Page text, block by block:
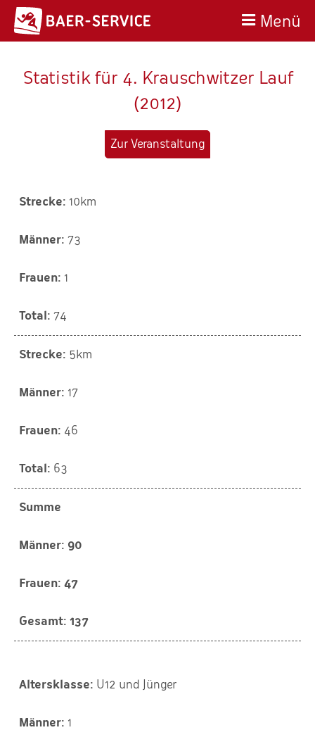
Menü
Statistik für 4. Krauschwitzer Lauf
(2012)
Zur Veranstaltung
10km
73
1
74
5km
17
46
63
Summe
90
47
137
U12 und Jünger
1